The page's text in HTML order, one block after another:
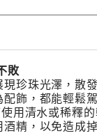
敗
珍珠光澤，散
飾，都能輕鬆
用清水或稀釋
精，以免造成